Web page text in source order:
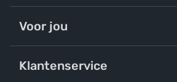
Voor jou
Klantenservice